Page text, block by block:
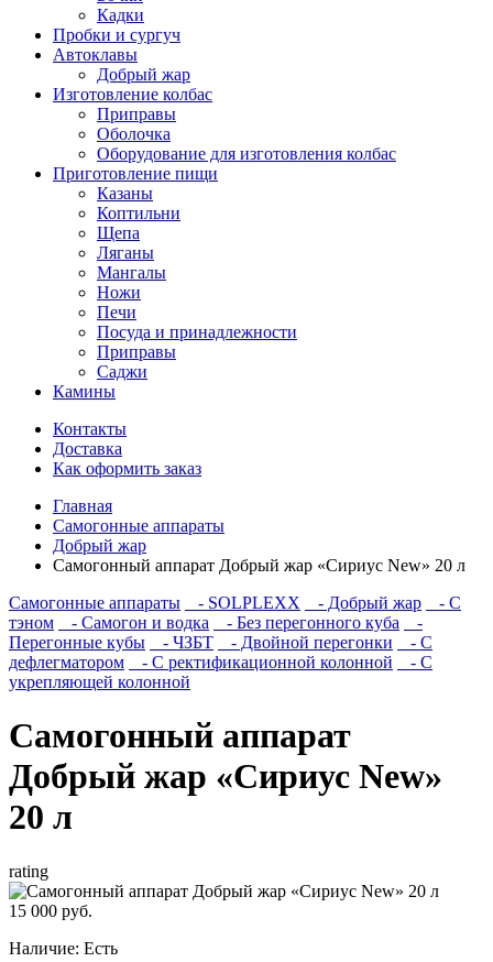
Кадки
Пробки и сургуч
Автоклавы
Добрый жар
Изготовление колбас
Приправы
Оболочка
Оборудование для изготовления колбас
Приготовление пищи
Казаны
Коптильни
Щепа
Ляганы
Мангалы
Ножи
Печи
Посуда и принадлежности
Приправы
Саджи
Камины
Контакты
Доставка
Как оформить заказ
Главная
Самогонные аппараты
Добрый жар
Самогонный аппарат Добрый жар «Сириус New» 20 л
Самогонные аппараты
- SOLPLEXX - Добрый жар
- С
тэном
- Самогон и водка - Без перегонного куба
-
Перегонные кубы
- ЧЗБТ - Двойной перегонки
- С
дефлегматором
- С ректификационной колонной
- С
укрепляющей колонной
Самогонный аппарат
Добрый жар «Сириус New»
20 л
rating
15 000 руб.
Наличие: Есть